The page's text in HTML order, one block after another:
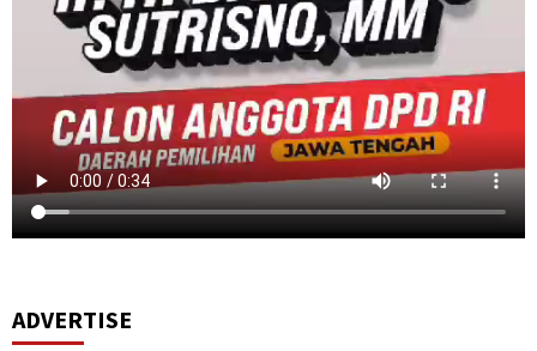
ADVERTISE